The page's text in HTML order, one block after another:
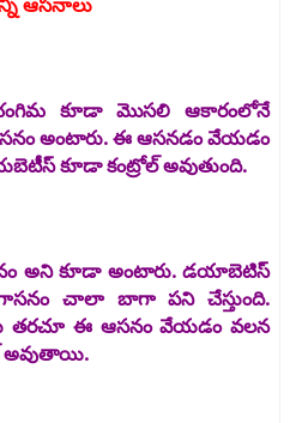
ఆసనాలు
కూడా మొసలి ఆకారంలోనే
అంటారు. ఈ ఆసనడం వేయడం
కూడా కంట్రోల్ అవుతుంది.
అని కూడా అంటారు. డయాబెటిస్‌
చాలా బాగా పని చేస్తుంది.
ఈ ఆసనం వేయడం వలన
అవుతాయి.